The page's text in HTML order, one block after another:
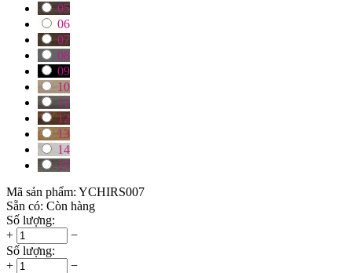
05
06
07
08
09
10
11
12
13
14
15
Mã sản phẩm: YCHIRS007
Sẵn có: Còn hàng
Số lượng:
+
−
Số lượng:
+
−